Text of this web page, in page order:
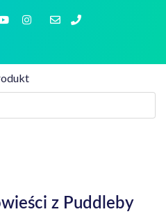
z Puddleby